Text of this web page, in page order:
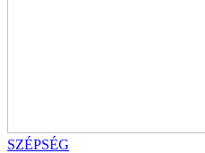
SZÉPSÉG